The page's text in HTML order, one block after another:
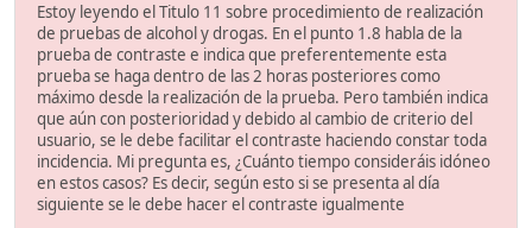
Estoy leyendo el Titulo 11 sobre procedimiento de realización
de pruebas de alcohol y drogas. En el punto 1.8 habla de la
prueba de contraste e indica que preferentemente esta
prueba se haga dentro de las 2 horas posteriores como
máximo desde la realización de la prueba. Pero también indica
que aún con posterioridad y debido al cambio de criterio del
usuario, se le debe facilitar el contraste haciendo constar toda
incidencia. Mi pregunta es, ¿Cuánto tiempo consideráis idóneo
en estos casos? Es decir, según esto si se presenta al día
siguiente se le debe hacer el contraste igualmente